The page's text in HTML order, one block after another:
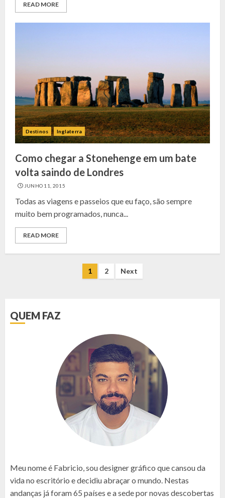
READ MORE
Destinos Inglaterra
Como chegar a Stonehenge em um bate
volta saindo de Londres
JUNHO 11, 2015
Todas as viagens e passeios que eu faço, são sempre
muito bem programados, nunca...
READ MORE
NAVEGAÇÃO
POSTS
1 2 Next
QUEM FAZ
Meu nome é Fabricio, sou designer gráfico que cansou da
vida no escritório e decidiu abraçar o mundo. Nestas
andanças já foram 65 países e a sede por novas descobertas